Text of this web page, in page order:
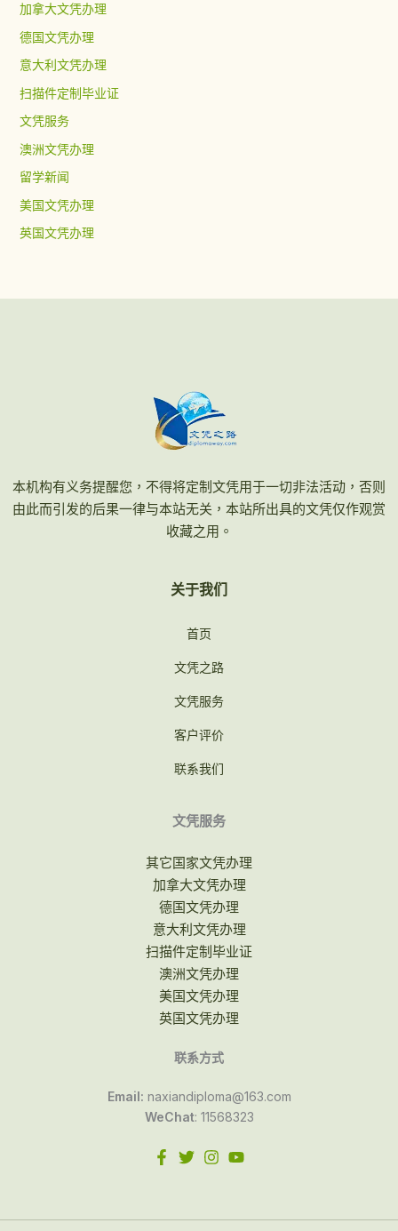
加拿大文凭办理
德国文凭办理
意大利文凭办理
扫描件定制毕业证
文凭服务
澳洲文凭办理
留学新闻
美国文凭办理
英国文凭办理
本机构有义务提醒您，不得将定制文凭用于一切非法活动，否则
由此而引发的后果一律与本站无关，本站所出具的文凭仅作观赏
收藏之用。
关于我们
首页
文凭之路
文凭服务
客户评价
联系我们
文凭服务
其它国家文凭办理
加拿大文凭办理
德国文凭办理
意大利文凭办理
扫描件定制毕业证
澳洲文凭办理
美国文凭办理
英国文凭办理
联系方式
Email: naxiandiploma@163.com
WeChat: 11568323